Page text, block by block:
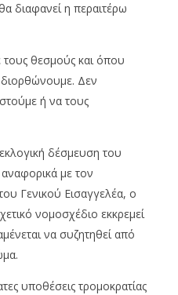
διαφανεί η περαιτέρω
τους θεσμούς και όπου
Δεν
ή να τους
δέσμευση του
με τον
Γενικού Εισαγγελέα, ο
νομοσχέδιο εκκρεμεί
να συζητηθεί από
υποθέσεις τρομοκρατίας